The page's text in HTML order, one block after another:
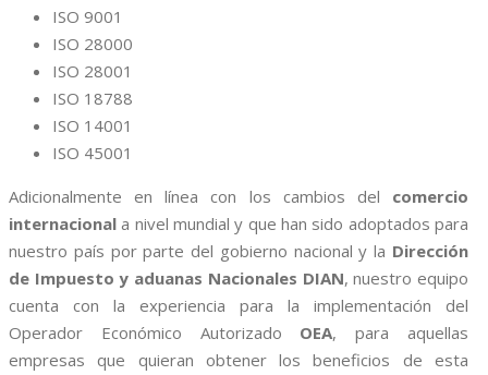
ISO 9001
ISO 28000
ISO 28001
ISO 18788
ISO 14001
ISO 45001
Adicionalmente en línea con los cambios del comercio
internacional a nivel mundial y que han sido adoptados para
nuestro país por parte del gobierno nacional y la Dirección
de Impuesto y aduanas Nacionales DIAN, nuestro equipo
cuenta con la experiencia para la implementación del
Operador Económico Autorizado OEA, para aquellas
empresas que quieran obtener los beneficios de esta